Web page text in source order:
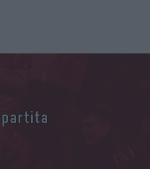
partita